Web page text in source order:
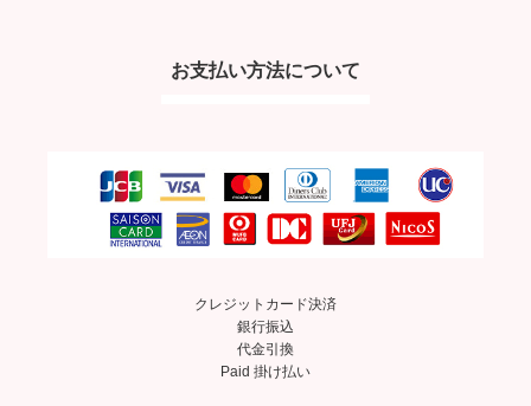
お支払い方法について
クレジットカード決済
銀行振込
代金引換
Paid 掛け払い